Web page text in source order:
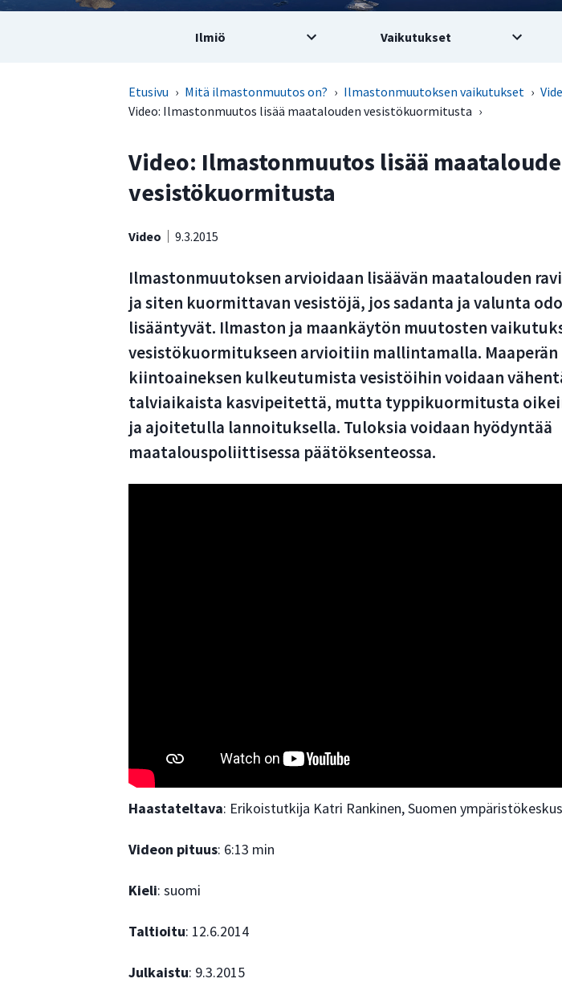
Ilmiö Vaikutukset
Etusivu › Mitä ilmastonmuutos on? › Ilmastonmuutoksen vaikutukset ›
Video: Ilmastonmuutos lisää maatalouden vesistökuormitusta ›
Video: Ilmastonmuutos lisää
vesistökuormitusta
Video 9.3.2015
Ilmastonmuutoksen arvioidaan lisäävän maatalouden
ja siten kuormittavan vesistöjä, jos sadanta ja valunta
lisääntyvät. Ilmaston ja maankäytön muutosten
vesistökuormitukseen arvioitiin mallintamalla. Maaperän
kiintoaineksen kulkeutumista vesistöihin voidaan
talviaikaista kasvipeitettä, mutta typpikuormitusta
ja ajoitetulla lannoituksella. Tuloksia voidaan hyödyntää
maatalouspoliittisessa päätöksenteossa.
Haastateltava: Erikoistutkija Katri Rankinen, Suomen ympäristökeskus
Videon pituus: 6:13 min
Kieli: suomi
Taltioitu: 12.6.2014
Julkaistu: 9.3.2015